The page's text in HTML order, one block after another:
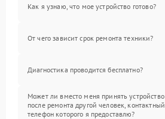
Как я узнаю, что мое устройство готово?
От чего зависит срок ремонта техники?
Диагностика проводится бесплатно?
Может ли вместо меня принять устройство
после ремонта другой человек, контактный
телефон которого я предоставлю?